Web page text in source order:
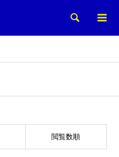
検索
閲覧数順